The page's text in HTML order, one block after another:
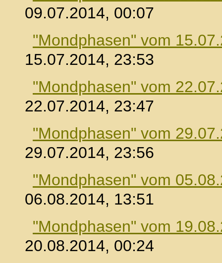
09.07.2014, 00:07
"Mondphasen" vom
15.07.2014, 23:53
"Mondphasen" vom
22.07.2014, 23:47
"Mondphasen" vom
29.07.2014, 23:56
"Mondphasen" vom
06.08.2014, 13:51
"Mondphasen" vom
20.08.2014, 00:24